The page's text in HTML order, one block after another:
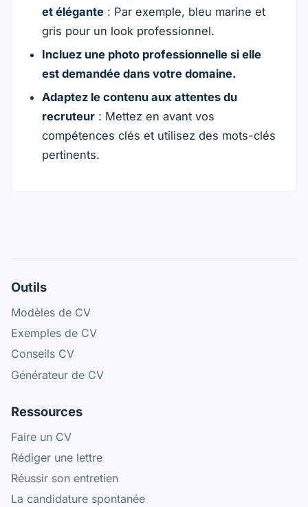
et élégante: Par exemple, bleu marine et
gris pour un look professionnel.
Incluez une photo professionnelle si elle
est demandée dans votre domaine.
Adaptez le contenu aux attentes du
recruteur: Mettez en avant vos
compétences clés et utilisez des mots-clés
pertinents.
Outils
Modèles de CV
Exemples de CV
Conseils CV
Générateur de CV
Ressources
Faire un CV
Rédiger une lettre
Réussir son entretien
La candidature spontanée